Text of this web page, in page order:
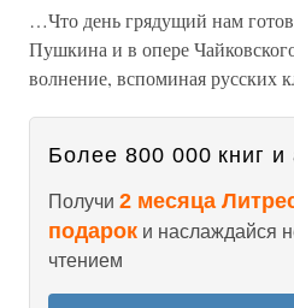
…Что день грядущий нам
Пушкина и в опере
волнение, вспоминая русских
Более 800 000 книг и
Получи 2 месяца
подарок и наслаждайся
чтением